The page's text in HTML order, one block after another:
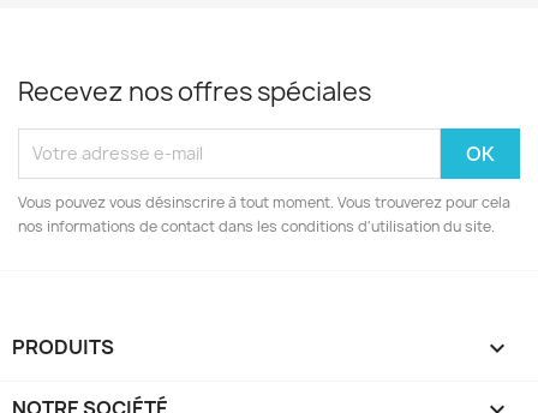
Recevez nos offres spéciales
Vous pouvez vous désinscrire à tout moment. Vous trouverez pour cela
nos informations de contact dans les conditions d'utilisation du site.
PRODUITS 